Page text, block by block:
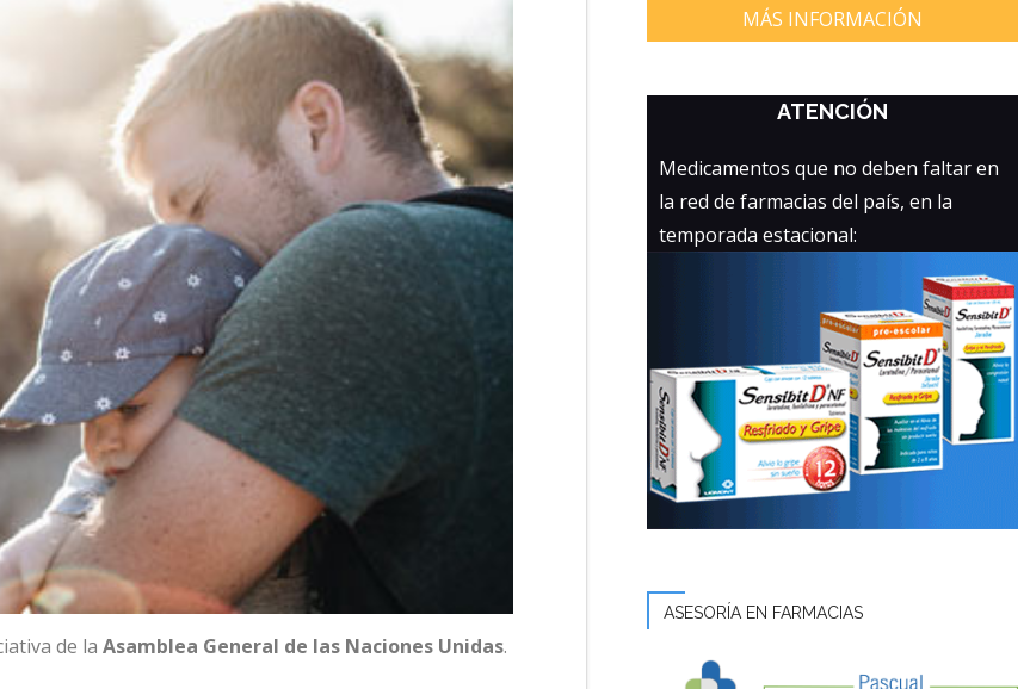
de la Asamblea General de las Naciones Unidas.
MÁS INFORMACIÓN
ATENCIÓN
Medicamentos que no deben faltar en
la red de farmacias del país, en la
temporada estacional:
ASESORÍA EN FARMACIAS